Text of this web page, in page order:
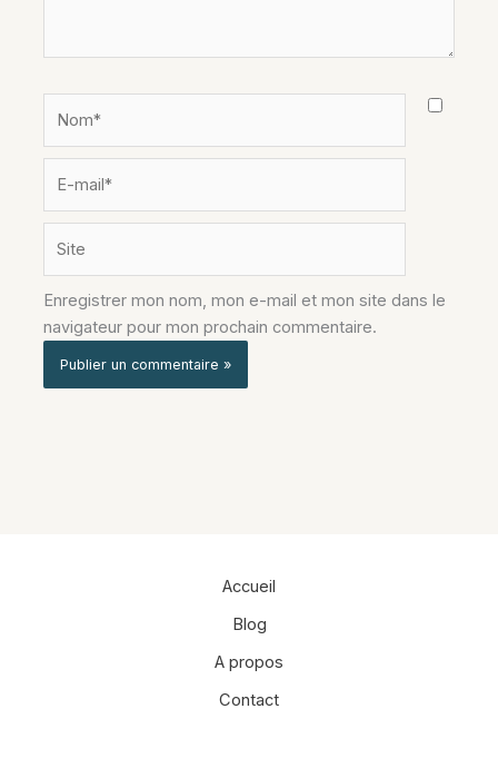
mail*
Enregistrer mon nom, mon e-mail et mon site dans le
navigateur pour mon prochain commentaire.
Accueil
Blog
A propos
Contact